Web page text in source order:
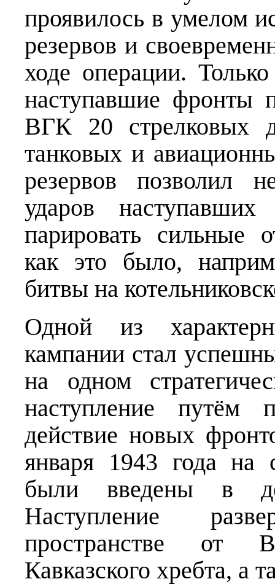
проявилось в умелом
резервов и
ходе операции.
наступавшие фронты
ВГК 20 стрелковых
танковых и
резервов позволил
ударов
парировать сильные
как это было,
битвы на
Одной из
кампании стал
на одном
наступление путём
действие новых
января 1943 года на
были введены в
Наступление
пространстве от
Кавказского хребта, а